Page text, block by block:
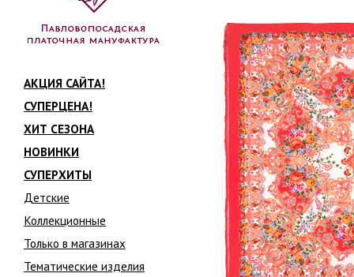
АКЦИЯ САЙТА!
СУПЕРЦЕНА!
ХИТ СЕЗОНА
НОВИНКИ
СУПЕРХИТЫ
Детские
Коллекционные
Только в магазинах
Тематические изделия